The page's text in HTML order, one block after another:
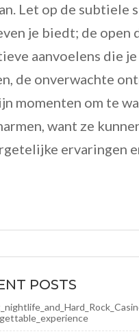
Let op de subtiele
je biedt; de open
aanvoelens die
de onverwachte
momenten om te
want ze
ervaringen
POSTS